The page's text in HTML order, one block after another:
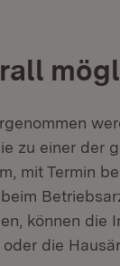
zu einer der
mit Termin
können die
die